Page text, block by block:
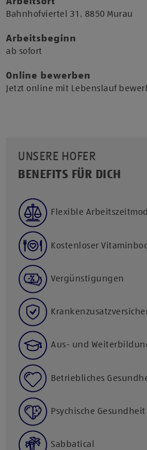
​Bahnhofviertel 31, 8850 Murau​
Arbeitsbeginn
​ab sofort​
Online bewerben
Jetzt online mit Lebenslauf
UNSERE HOFER
BENEFITS FÜR DICH
Flexible
Kostenloser
Vergünstigungen
Aus- und
Betriebliches
Psychische Gesundheit
Sabbatical